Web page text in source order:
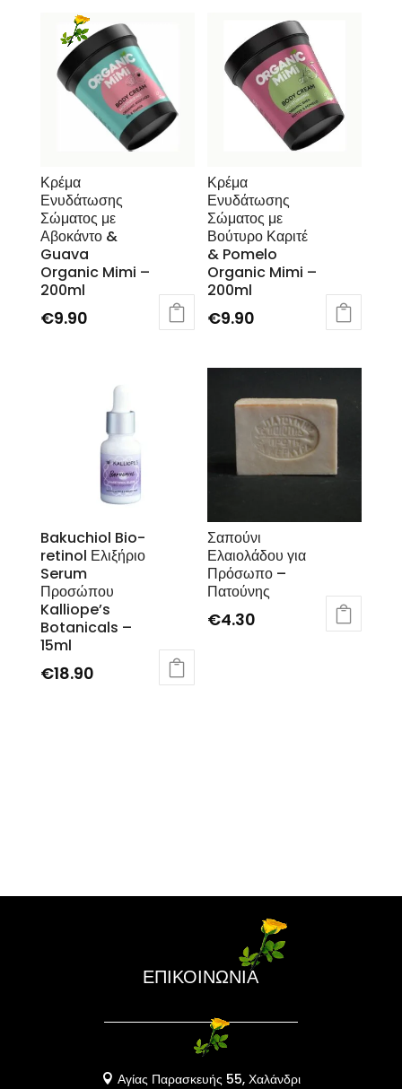
Κρέμα
Ενυδάτωσης
Σώματος με
Αβοκάντο &
Guava
Organic Mimi –
200ml
€9.90
Κρέμα
Ενυδάτωσης
Σώματος με
Βούτυρο Καριτέ
& Pomelo
Organic Mimi –
200ml
€9.90
Bakuchiol Bio-
retinol Ελιξήριο
Serum
Προσώπου
Kalliope’s
Botanicals –
15ml
€18.90
Σαπούνι
Ελαιολάδου για
Πρόσωπο –
Πατούνης
€4.30
ΕΠΙΚΟΙΝΩΝΙΑ
 Αγίας Παρασκευής 55, Χαλάνδρι